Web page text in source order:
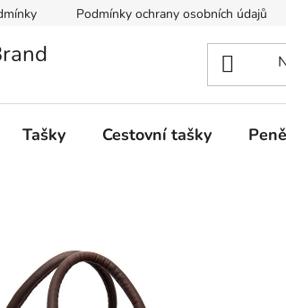
Podmínky ochrany osobních údajů
Tašky Cestovní tašky